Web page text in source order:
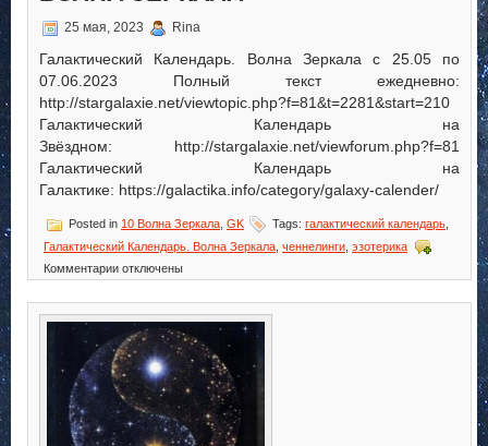
25 мая, 2023 Rina
Галактический Календарь. Волна Зеркала с 25.05 по
07.06.2023 Полный текст ежедневно:
http://stargalaxie.net/viewtopic.php?f=81&t=2281&start=210
Галактический Календарь на
Звёздном: http://stargalaxie.net/viewforum.php?f=81
Галактический Календарь на
Галактике: https://galactika.info/category/galaxy-calender/
Posted in 10 Волна Зеркала GK Tags: галактический календарь
Галактический Календарь. Волна Зеркала ченнелинги эзотерика
Комментариик
записи
Галактический
Календарь.
Волна
Зеркала
отключены